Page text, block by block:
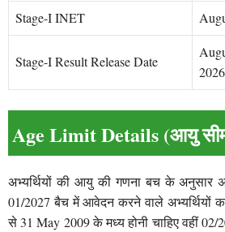
Stage-I INET
Stage-I Result Release Date
2026
Age Limit Details (आयु
अभ्यर्थियों की आयु की गणना बच के अनुसार
01/2027 बैच में आवेदन करने वाले अभ्यर्थियों
से 31 May 2009 के मध्य होनी चाहिए वहीं